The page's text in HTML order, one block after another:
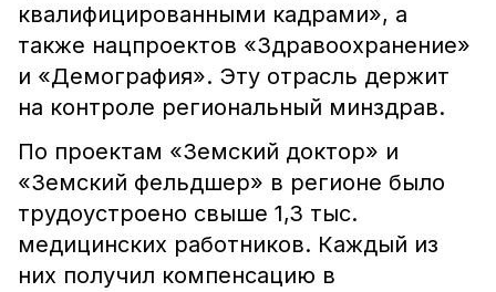
квалифицированными кадрами», а
также нацпроектов «Здравоохранение»
и «Демография». Эту отрасль держит
на контроле региональный минздрав.
По проектам «Земский доктор» и
«Земский фельдшер» в регионе было
трудоустроено свыше 1,3 тыс.
медицинских работников. Каждый из
них получил компенсацию в